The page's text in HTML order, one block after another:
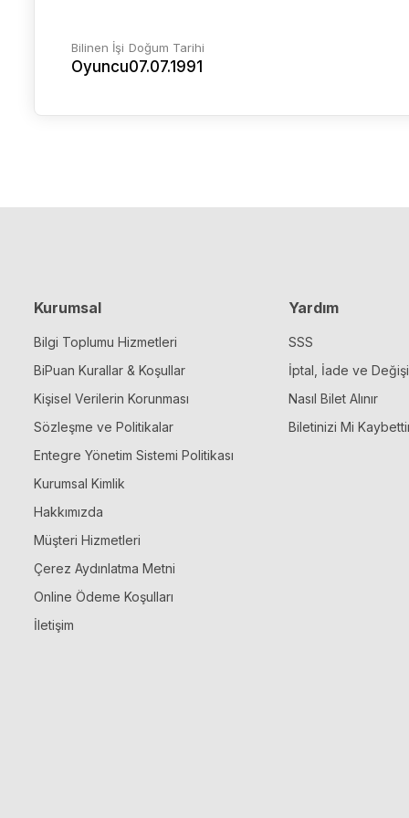
Bilinen İşi
Oyuncu
Doğum Tarihi
07.07.1991
Kurumsal
Bilgi Toplumu Hizmetleri
BiPuan Kurallar & Koşullar
Kişisel Verilerin Korunması
Sözleşme ve Politikalar
Entegre Yönetim Sistemi Politikası
Kurumsal Kimlik
Hakkımızda
Müşteri Hizmetleri
Çerez Aydınlatma Metni
Online Ödeme Koşulları
İletişim
Yardım
SSS
İptal, İade ve
Nasıl Bilet Alınır
Biletinizi Mi